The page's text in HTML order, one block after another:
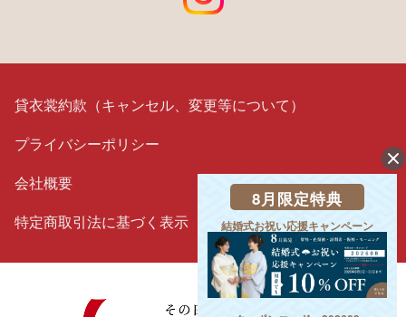
貸衣裳約款（キャンセル、変更等について）
プライバシーポリシー
会社概要
特定商取引法に基づく表示
8月限定特典
結婚式お祝い応援キャンペーン